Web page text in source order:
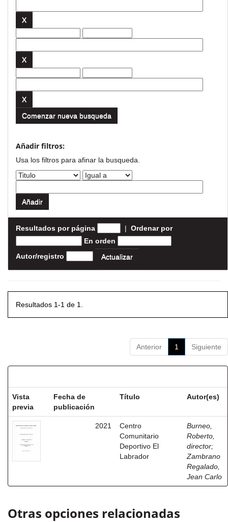
Comenzar nueva busqueda
Añadir filtros:
Usa los filtros para afinar la busqueda.
Resultados por página | Ordenar por
En orden
Autor/registro
Resultados 1-1 de 1.
Anterior 1 Siguiente
Vista
previa
Fecha de
publicación
Título Autor(es)
2021
Centro
Comunitario
Deportivo El
Labrador
Burneo,
Roberto,
director;
Zambrano
Regalado,
Jean Carlo
Otras opciones relacionadas